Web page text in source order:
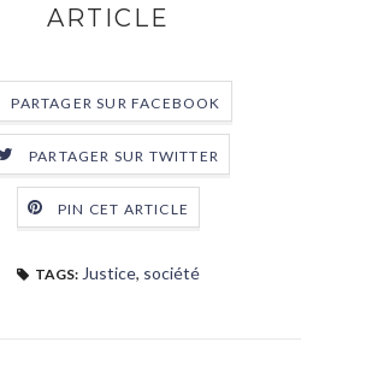
ARTICLE
PARTAGER SUR FACEBOOK
PARTAGER SUR TWITTER
PIN CET ARTICLE
TAGS: Justice, société